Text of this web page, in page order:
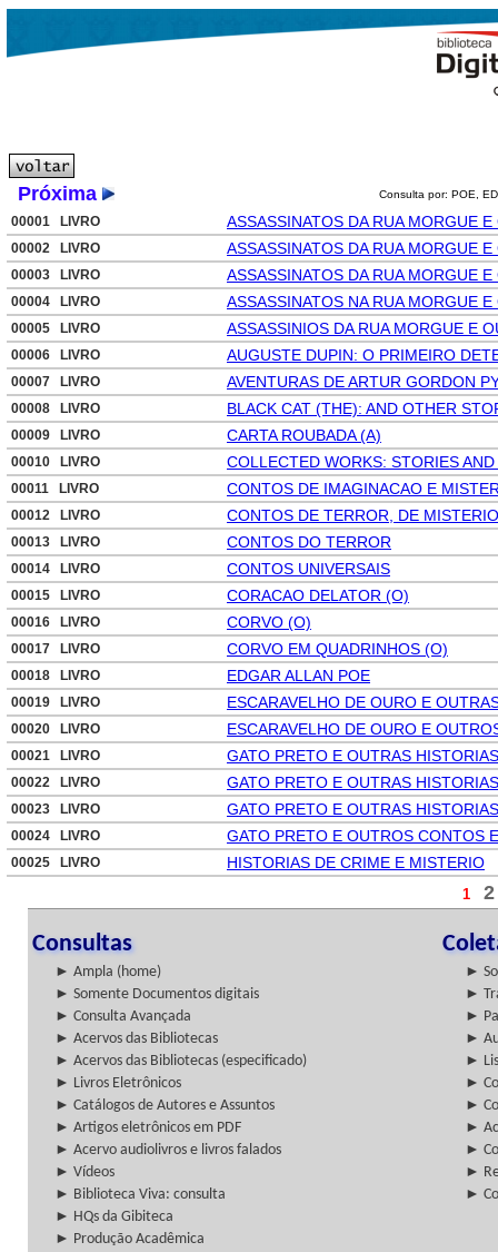
Próxima Consulta por: POE,
00001 LIVRO ASSASSINATOS DA RUA MORGUE
00002 LIVRO ASSASSINATOS DA RUA MORGUE
00003 LIVRO ASSASSINATOS DA RUA MORGUE
00004 LIVRO ASSASSINATOS NA RUA MORGUE
00005 LIVRO ASSASSINIOS DA RUA MORGUE E
00006 LIVRO AUGUSTE DUPIN: O PRIMEIRO
00007 LIVRO AVENTURAS DE ARTUR GORDON
00008 LIVRO BLACK CAT (THE): AND OTHER
00009 LIVRO CARTA ROUBADA (A)
00010 LIVRO COLLECTED WORKS: STORIES
00011 LIVRO CONTOS DE IMAGINACAO E
00012 LIVRO CONTOS DE TERROR, DE
00013 LIVRO CONTOS DO TERROR
00014 LIVRO CONTOS UNIVERSAIS
00015 LIVRO CORACAO DELATOR (O)
00016 LIVRO CORVO (O)
00017 LIVRO CORVO EM QUADRINHOS (O)
00018 LIVRO EDGAR ALLAN POE
00019 LIVRO ESCARAVELHO DE OURO E
00020 LIVRO ESCARAVELHO DE OURO E
00021 LIVRO GATO PRETO E OUTRAS
00022 LIVRO GATO PRETO E OUTRAS
00023 LIVRO GATO PRETO E OUTRAS
00024 LIVRO GATO PRETO E OUTROS CONTOS
00025 LIVRO HISTORIAS DE CRIME E MISTERIO
1 2
Consultas
► Ampla (home)
►
► Somente Documentos digitais
►
► Consulta Avançada
►
► Acervos das Bibliotecas
►
► Acervos das Bibliotecas (especificado)
►
► Livros Eletrônicos
►
► Catálogos de Autores e Assuntos
►
► Artigos eletrônicos em PDF
►
► Acervo audiolivros e livros falados
►
► Vídeos
►
► Biblioteca Viva: consulta
►
► HQs da Gibiteca
► Produção Acadêmica